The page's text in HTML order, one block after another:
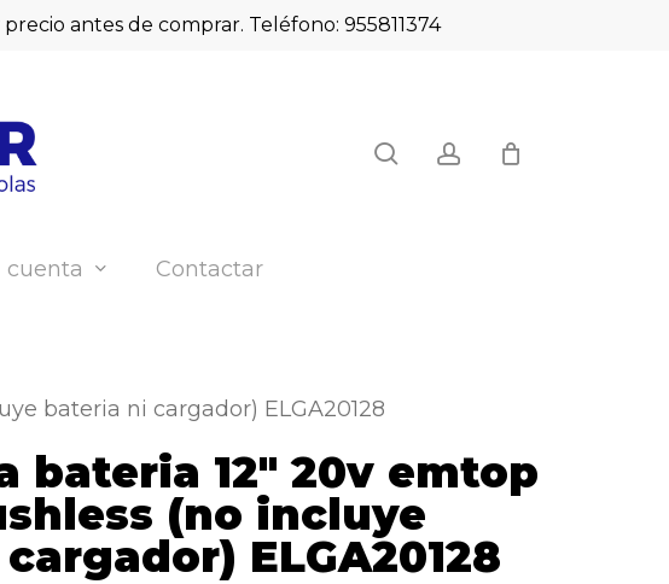
antes de comprar. Teléfono: 955811374
cuenta Contactar
bateria ni cargador) ELGA20128
bateria 12″ 20v emtop
(no incluye
ELGA20128